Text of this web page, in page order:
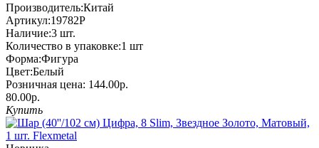
Производитель:Китай
Артикул:19782P
Наличие:3 шт.
Количество в упаковке:1 шт
Форма:Фигура
Цвет:Белый
Розничная цена: 144.00р.
80.00р.
Купить